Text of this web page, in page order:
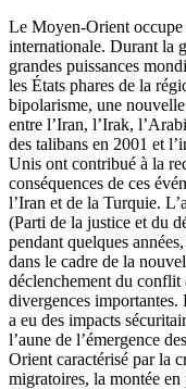
Le Moyen-Orient
internationale. Durant la
grandes puissances
les États phares de la
bipolarisme, une
entre l’Iran, l’Irak,
des talibans en 2001 et
Unis ont contribué à la
conséquences de ces
l’Iran et de la Turquie.
(Parti de la justice et du
pendant quelques
dans le cadre de la
déclenchement du conflit
divergences
a eu des impacts
l’aune de l’émergence
Orient caractérisé par la
migratoires, la montée